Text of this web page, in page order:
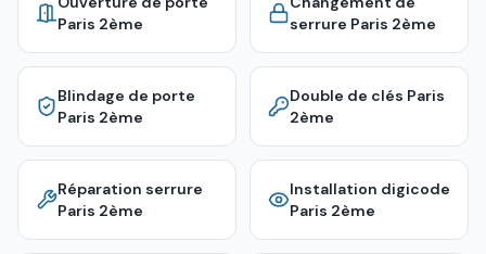
Paris 2ème
serrure Paris 2ème
Blindage de porte
Paris 2ème
Double de clés Paris
2ème
Réparation serrure
Paris 2ème
Installation digicode
Paris 2ème